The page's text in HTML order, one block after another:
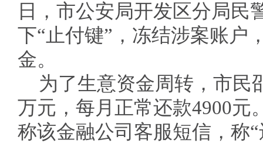
日，市公安局开发区分局民
下“止付键”，冻结涉案账户
金。
为了生意资金周转，市民
万元，每月正常还款4900元
称该金融公司客服短信，称